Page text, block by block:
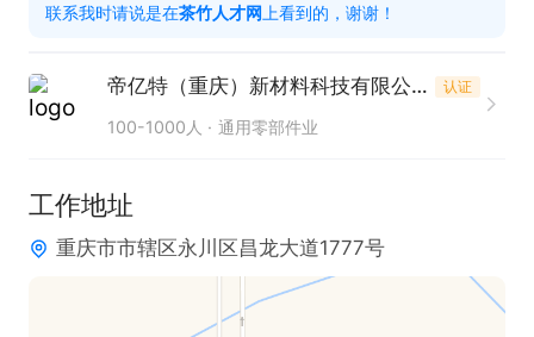
2.严谨细心、执行力强，能配合完成现场实验、数据
福利待遇：
一年有年假，另福利丰厚；
2.早八晚五，有加班；
联系我时请说是在茶竹人才网 上看到的，谢谢！
帝亿特（重庆）新材料科技有限公司 认证
100-1000人 通用零部件业
工作地址
重庆市市辖区永川区昌龙大道1777号